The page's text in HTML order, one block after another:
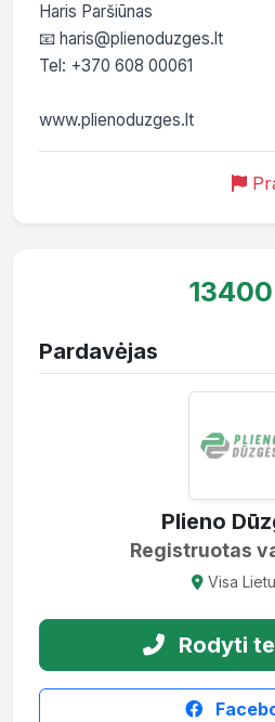
Haris Paršiūnas
📧 haris@plienoduzges.lt
Tel: +370 608 00061
Pardavėjas
Plieno
Registruotas
Visa
Rodyti